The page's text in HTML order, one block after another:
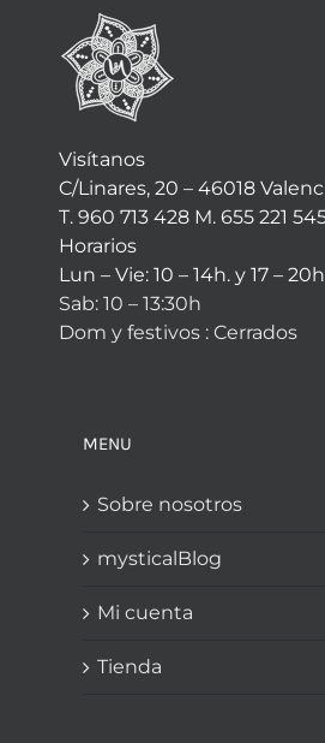
Visítanos
C/Linares, 20 – 46018
T. 960 713 428 M. 655 221
Horarios
Lun – Vie: 10 – 14h. y 17 –
Sab: 10 – 13:30h
Dom y festivos : Cerrados
MENU
Sobre nosotros
mysticalBlog
Mi cuenta
Tienda